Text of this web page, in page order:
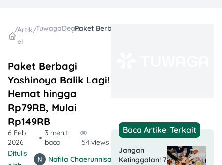
/Artik
el
/TuwagaDeals
/
Paket Berbagi
Yoshinoya Balik Lagi!
Hemat hingga
Rp79RB, Mulai
Rp149RB
6 Feb
2026
3 menit
baca
54 views
Ditulis
Nafila Chaerunnisa
Baca Artikel Terkait
Jangan
Ketinggalan! 7